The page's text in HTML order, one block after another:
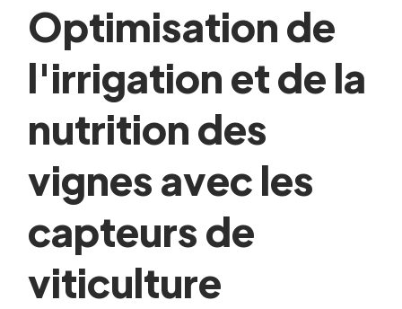
Optimisation de
l'irrigation et de la
nutrition des
vignes avec les
capteurs de
viticulture